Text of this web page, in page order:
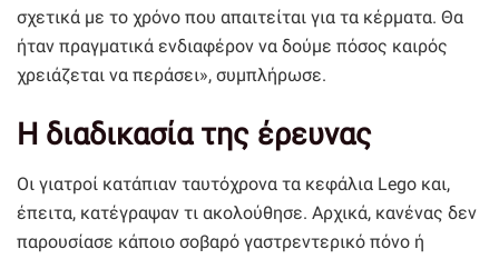
σχετικά με το χρόνο που απαιτείται για τα κέρματα. Θα
ήταν πραγματικά ενδιαφέρον να δούμε πόσος καιρός
χρειάζεται να περάσει», συμπλήρωσε.
Η διαδικασία της έρευνας
Οι γιατροί κατάπιαν ταυτόχρονα τα κεφάλια Lego και,
έπειτα, κατέγραψαν τι ακολούθησε. Αρχικά, κανένας δεν
παρουσίασε κάποιο σοβαρό γαστρεντερικό πόνο ή